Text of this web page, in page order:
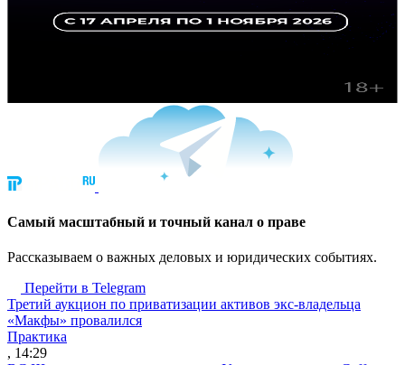
Cамый масштабный и точный канал о праве
Рассказываем о важных деловых и юридических событиях.
Перейти в Telegram
Третий аукцион по приватизации активов экс-владельца
«Макфы» провалился
Практика
, 14:29